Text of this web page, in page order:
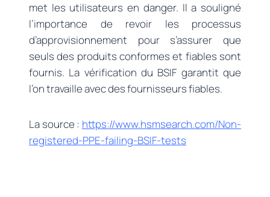
met les utilisateurs en danger. Il a souligné
l’importance de revoir les processus
d’approvisionnement pour s’assurer que
seuls des produits conformes et fiables sont
fournis. La vérification du BSIF garantit que
l’on travaille avec des fournisseurs fiables.
La source : https://www.hsmsearch.com/Non-
registered-PPE-failing-BSIF-tests